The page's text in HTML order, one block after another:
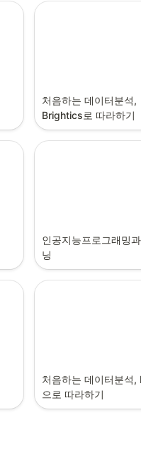
처음하는 데이터분석,
Brightics로 따라하기
인공지능프로그래밍
닝
처음하는 데이터분석,
으로 따라하기